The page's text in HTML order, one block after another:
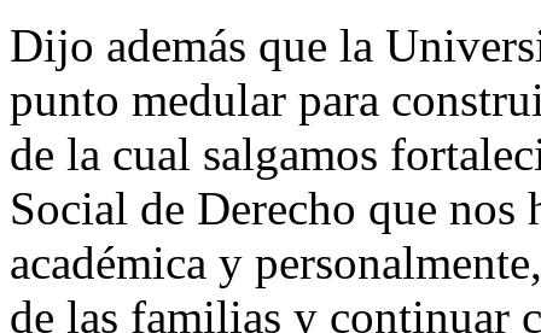
Dijo además que la
punto medular para
de la cual salgamos
Social de Derecho que
académica y
de las familias y continuar